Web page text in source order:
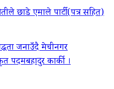
छाडे एमाले पार्टी(पत्र सहित)
जनाउँदै मेचीनगर
पदमबहादुर कार्की ।